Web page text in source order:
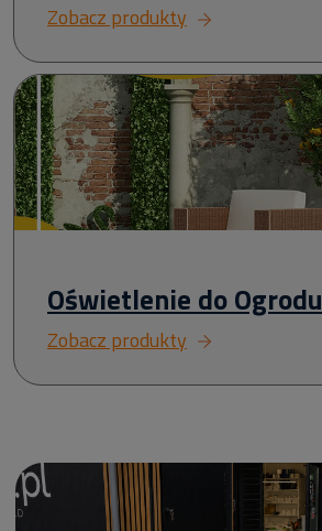
Zobacz produkty
Oświetlenie do Ogrodu
Zobacz produkty